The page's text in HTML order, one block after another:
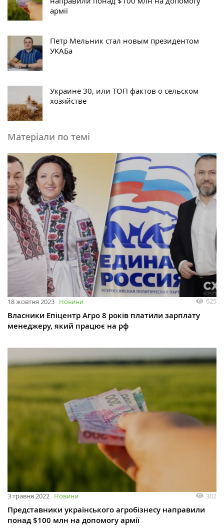
армії
Петр Мельник стал новым президентом
УКАБа
Украине 30, или ТОП фактов о сельском
хозяйстве
Матеріали по темі
18 жовтня 2023 Новини 625
Власники Епіцентр Агро 8 років платили зарплату
менеджеру, який працює на рф
3 травня 2022 Новини 302
Представники українського агробізнесу направили
понад $100 млн на допомогу армії